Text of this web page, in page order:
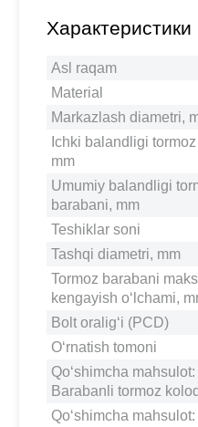
Характеристики
Asl raqam
Material
Markazlash diametri,
Ichki balandligi
mm
Umumiy balandligi
barabani, mm
Teshiklar soni
Tashqi diametri, mm
Tormoz barabani
kengayish o‘lchami,
Bolt oralig‘i (PCD)
O‘rnatish tomoni
Qo‘shimcha mahsulot:
Barabanli tormoz
Qo‘shimcha mahsulot: